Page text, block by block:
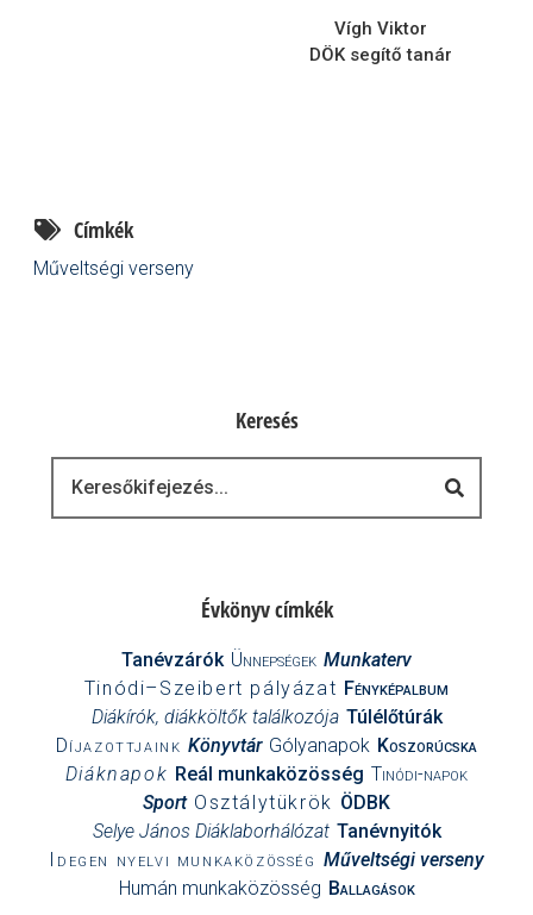
Vígh Viktor
DÖK segítő tanár
Címkék
Műveltségi verseny
Keresés
Évkönyv címkék
Tanévzárók Ünnepségek Munkaterv
Tinódi–Szeibert pályázat Fényképalbum
Diákírók, diákköltők találkozója Túlélőtúrák
Díjazottjaink Könyvtár Gólyanapok Koszorúcska
Diáknapok Reál munkaközösség Tinódi-napok
Sport Osztálytükrök ÖDBK
Selye János Diáklaborhálózat Tanévnyitók
Idegen nyelvi munkaközösség Műveltségi verseny
Humán munkaközösség Ballagások